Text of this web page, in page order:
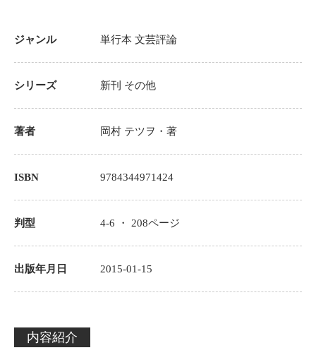
ジャンル 単行本 文芸評論
シリーズ 新刊 その他
著者 岡村 テツヲ ・著
ISBN 9784344971424
判型 4-6 ・ 208ページ
出版年月日 2015-01-15
内容紹介